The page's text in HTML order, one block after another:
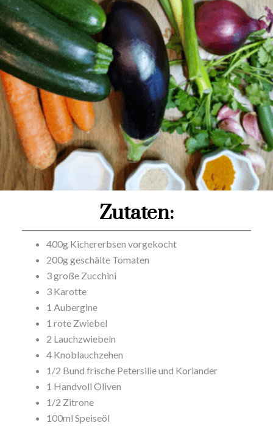
Zutaten:
400g Kichererbsen vorgekocht
200g geschälte Tomaten
3 große Zucchini
3 Karotte
1 Aubergine
1 rote Zwiebel
2 Lauchzwiebeln
4 Knoblauchzehen
1/2 Bund frische Petersilie und Koriander
1 Handvoll Oliven
1/2 Zitrone
100ml Speiseöl